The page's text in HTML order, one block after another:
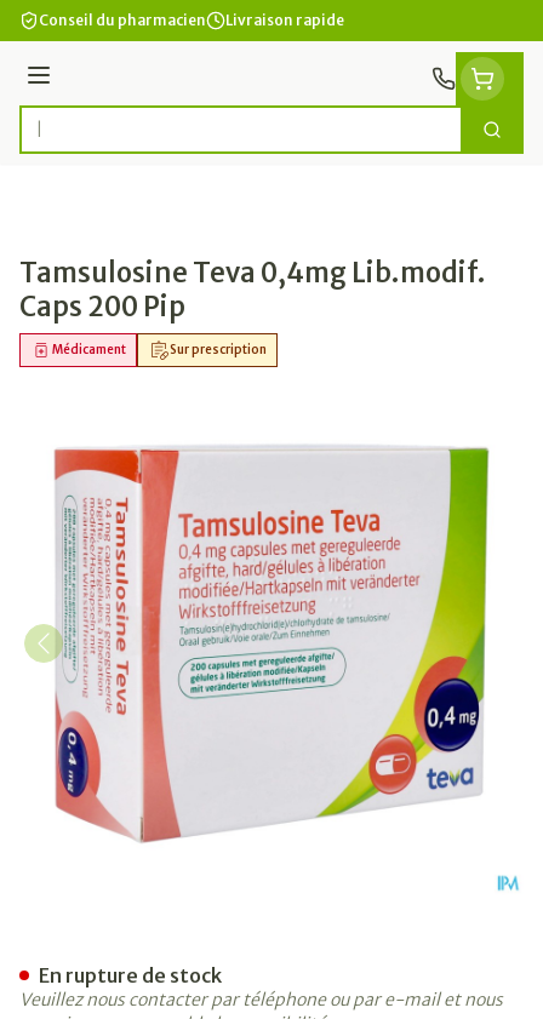
Aller au contenu
Conseil du pharmacien Livraison rapide
Menu
Rechercher
Tamsulosine Teva 0,4mg Lib.modif.
Caps 200 Pip
Sur prescription
Médicament
En rupture de stock
Veuillez nous contacter par téléphone ou par e-mail et nous